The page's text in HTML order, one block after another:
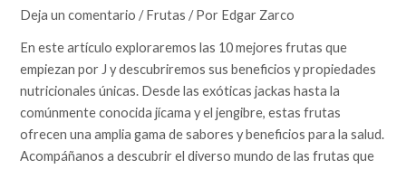
Deja un comentario /Frutas / Por Edgar Zarco
En este artículo exploraremos las 10 mejores frutas que
empiezan por J y descubriremos sus beneficios y propiedades
nutricionales únicas. Desde las exóticas jackas hasta la
comúnmente conocida jícama y el jengibre, estas frutas
ofrecen una amplia gama de sabores y beneficios para la salud.
Acompáñanos a descubrir el diverso mundo de las frutas que